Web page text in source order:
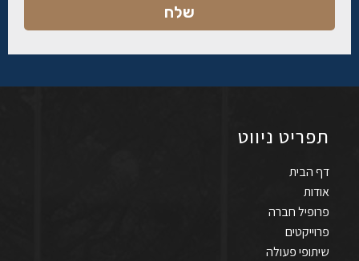
שלח
תפריט ניווט
דף הבית
אודות
פרופיל חברה
פרוייקטים
שיתופי פעולה